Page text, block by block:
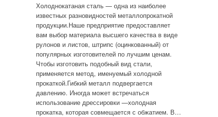
Холоднокатаная сталь — одна из наиболее
известных разновидностей металлопрокатной
продукции.Наше предприятие предоставляет
вам выбор материала высшего качества в виде
рулонов и листов, штрипс (оцинкованный) от
популярных изготовителей по лучшим ценам.
Чтобы изготовить подобный вид стали,
применяется метод, именуемый холодной
прокаткой.Гибкий металл подвергается
давлению. Иногда может встречаться
использование дрессировки —холодная
прокатка, которая совмещается с обжатием. В…